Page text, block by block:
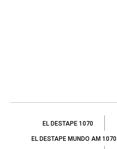
EL DESTAPE 1070
EL DESTAPE MUNDO AM 1070